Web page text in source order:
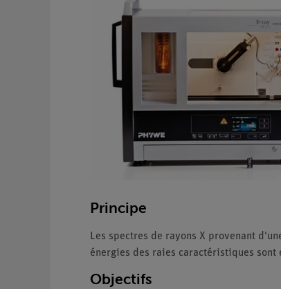
Principe
Les spectres de rayons X provenant
énergies des raies caractéristiques
Objectifs